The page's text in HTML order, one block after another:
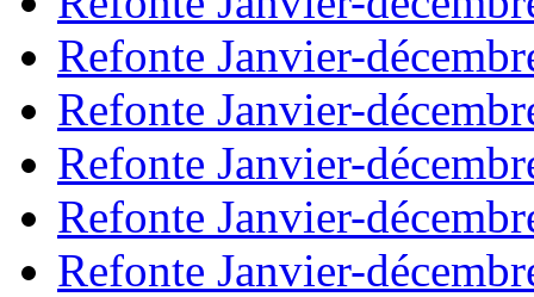
Refonte Janvier-
Refonte Janvier-
Refonte Janvier-
Refonte Janvier-
Refonte Janvier-